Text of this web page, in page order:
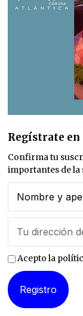
Regístrate
Confirma tu
importantes de la
Acepto la